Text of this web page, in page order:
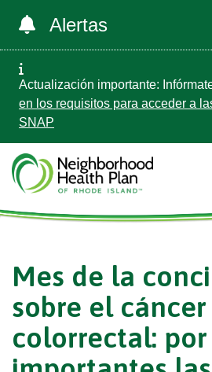
Alertas
Actualización importante:
en los requisitos para acceder a
SNAP
Mes de la
sobre el cáncer
colorrectal: por